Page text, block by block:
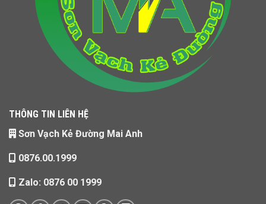
THÔNG TIN LIÊN HỆ
Sơn Vạch Kẻ Đường Mai Anh
0876.00.1999
Zalo: 0876 00 1999